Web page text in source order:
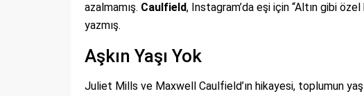
azalmamış. Caulfield, Instagram’da eşi için “Altın gibi
yazmış.
Aşkın Yaşı Yok
Juliet Mills ve Maxwell Caulfield’ın hikayesi, toplumun yaş